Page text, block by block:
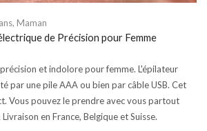
, Maman
de Précision pour Femme
et indolore pour femme. L'épilateur
par une pile AAA ou bien par câble USB. Cet
Vous pouvez le prendre avec vous partout
en France, Belgique et Suisse.